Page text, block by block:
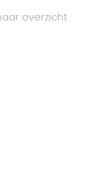
overzicht